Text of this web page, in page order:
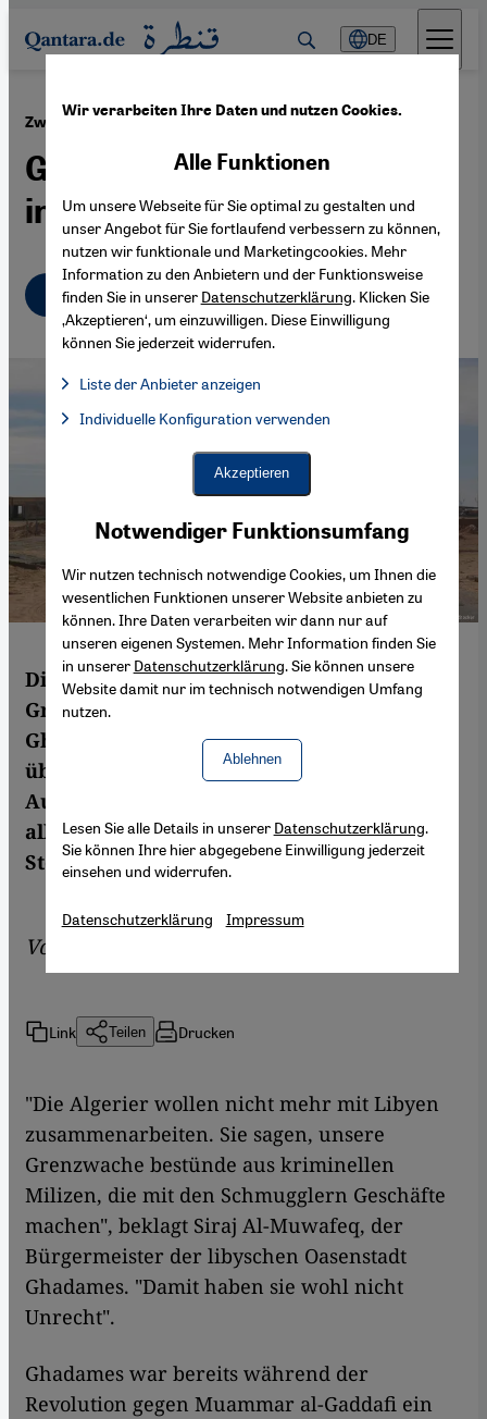
Direkt zum Inhalt springen
DE
Zwei Jahre nach dem Ende Gaddafis ·09.12.2013
Gefährliches Dreiländereck
in Libyen
Deutsch English
Die EU unterstützt libysche
Grenzsicherungskräfte in der Region
Ghadames. Doch Militärs vor Ort klagen
über unklare Strukturen und mangelhafte
Ausstattung. Die Schuld daran trage vor
allem die Regierung in Tripolis. Valerie
Stocker informiert.
Von
Link Teilen Drucken
"Die Algerier wollen nicht mehr mit Libyen
zusammenarbeiten. Sie sagen, unsere
Grenzwache bestünde aus kriminellen
Milizen, die mit den Schmugglern Geschäfte
machen", beklagt Siraj Al-Muwafeq, der
Bürgermeister der libyschen Oasenstadt
Ghadames. "Damit haben sie wohl nicht
Unrecht".
Ghadames war bereits während der
Revolution gegen Muammar al-Gaddafi ein
Wir verarbeiten Ihre Daten und nutzen Cookies.
Notwendiger Funktionsumfang
Wir nutzen technisch notwendige Cookies, um Ihnen die
wesentlichen Funktionen unserer Website anbieten zu
können. Ihre Daten verarbeiten wir dann nur auf
unseren eigenen Systemen. Mehr Information finden Sie
in unserer Datenschutzerklärung. Sie können unsere
Website damit nur im technisch notwendigen Umfang
nutzen.
Ablehnen
Alle Funktionen
Um unsere Webseite für Sie optimal zu gestalten und
unser Angebot für Sie fortlaufend verbessern zu können,
nutzen wir funktionale und Marketingcookies. Mehr
Information zu den Anbietern und der Funktionsweise
finden Sie in unserer Datenschutzerklärung. Klicken Sie
‚Akzeptieren‘, um einzuwilligen. Diese Einwilligung
können Sie jederzeit widerrufen.
Liste der Anbieter anzeigen
Facebook Embed / Facebook Connect, Google Maps Embed,
Facebook Embed / Facebook Connect
Google Maps Embed
Individuelle Konfiguration verwenden
Akzeptieren
Lesen Sie alle Details in unserer Datenschutzerklärung.
Sie können Ihre hier abgegebene Einwilligung jederzeit
einsehen und widerrufen.
Datenschutzerklärung Impressum